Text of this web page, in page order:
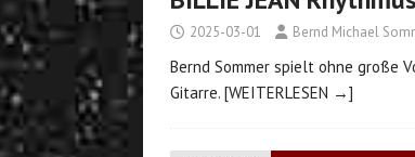
2025-03-01 Bernd Michael
Bernd Sommer spielt ohne große
Gitarre. [WEITERLESEN →]